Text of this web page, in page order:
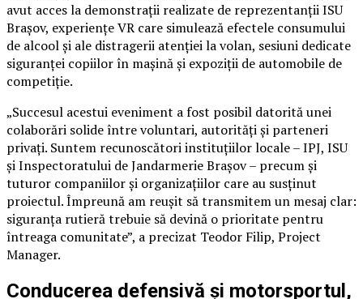
avut acces la demonstrații realizate de reprezentanții ISU
Brașov, experiențe VR care simulează efectele consumului
de alcool și ale distragerii atenției la volan, sesiuni dedicate
siguranței copiilor în mașină și expoziții de automobile de
competiție.
„Succesul acestui eveniment a fost posibil datorită unei
colaborări solide între voluntari, autorități și parteneri
privați. Suntem recunoscători instituțiilor locale – IPJ, ISU
și Inspectoratului de Jandarmerie Brașov – precum și
tuturor companiilor și organizațiilor care au susținut
proiectul. Împreună am reușit să transmitem un mesaj clar:
siguranța rutieră trebuie să devină o prioritate pentru
întreaga comunitate”, a precizat Teodor Filip, Project
Manager.
Conducerea defensivă și motorsportul,